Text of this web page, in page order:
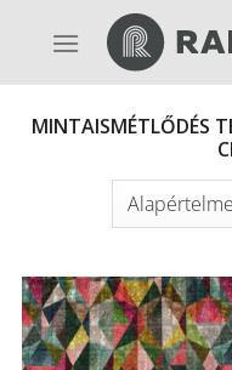
MINTAISMÉTLŐDÉS